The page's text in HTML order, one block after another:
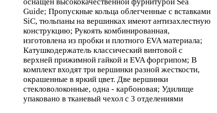
Guide; Пропускные кольца облегченные с вставками
SiC, тюльпаны на вершинках имеют антизахлестную
конструкцию; Рукоять комбинированная,
изготовлена из пробки и плотного EVA материала;
Катушкодержатель классический винтовой с
верхней прижимной гайкой и EVA форгрипом; В
комплект входят три вершинки разной жесткости,
окрашенные в яркий цвет. Две вершинки
стекловолоконные, одна - карбоновая; Удилище
упаковано в тканевый чехол с 3 отделениями